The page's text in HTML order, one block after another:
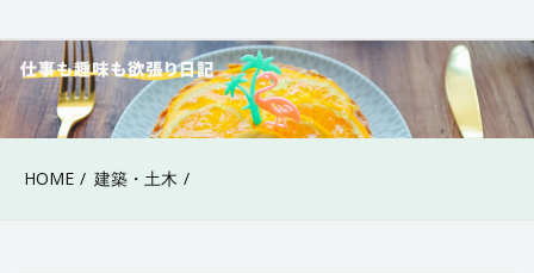
to
content
40代女性の仕事も趣
味も欲張り日記
HOME 建築・土木